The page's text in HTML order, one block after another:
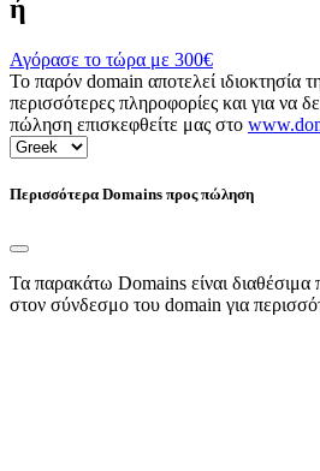
ή
Αγόρασε το τώρα με 300€
Το παρόν domain αποτελεί
περισσότερες πληροφορίες και για να
πώληση επισκεφθείτε μας στο
Περισσότερα Domains προς πώληση
Τα παρακάτω Domains είναι
στον σύνδεσμο του domain για